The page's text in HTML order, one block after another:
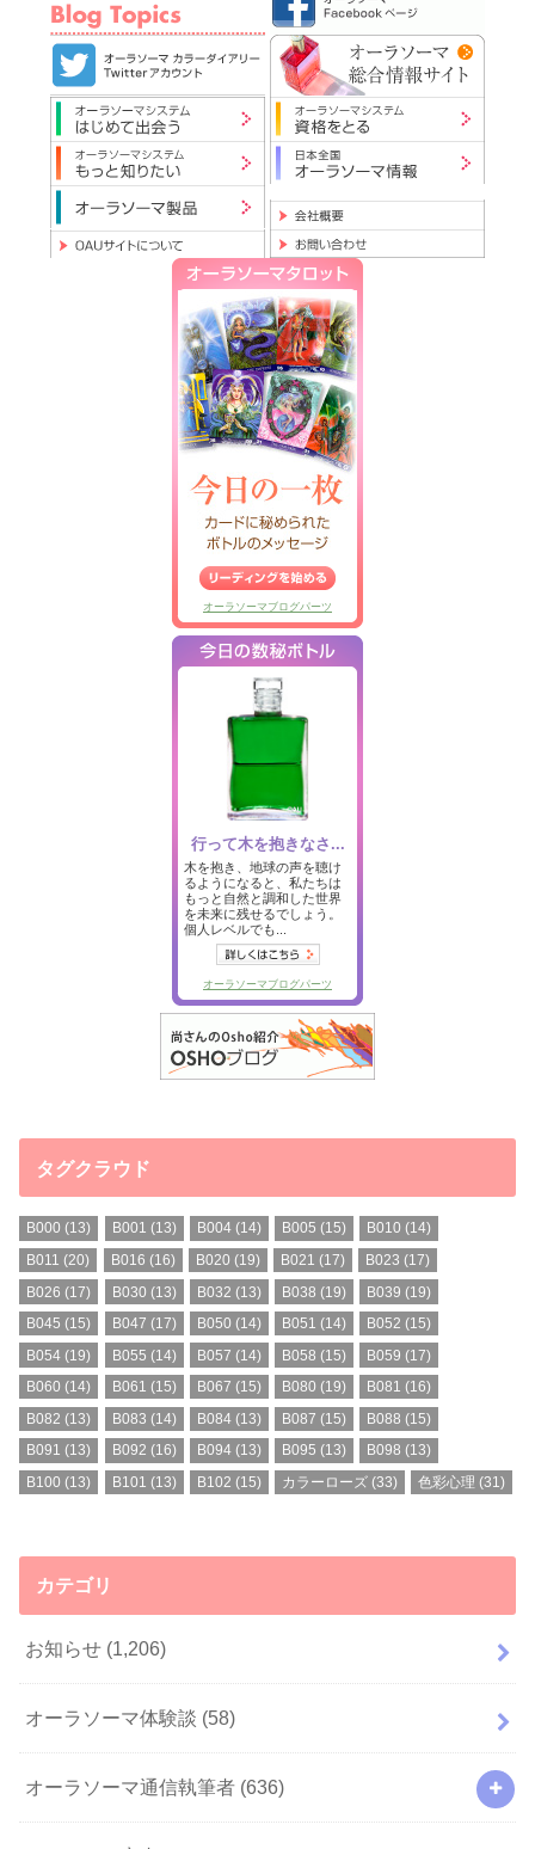
タグクラウド
B000 (13) B001 (13) B004(14) B005 (15) B010 (14)
B011 (20) B016 (16) B020 (19) B021 (17) B023 (17)
B026 (17) B030 (13) B032 (13) B038 (19) B039 (19)
B045 (15) B047 (17) B050 (14) B051 (14) B052 (15)
B054 (19) B055 (14) B057 (14) B058 (15) B059 (17)
B060 (14) B061 (15) B067 (15) B080 (19) B081 (16)
B082 (13) B083 (14) B084(13) B087 (15) B088 (15)
B091 (13) B092 (16) B094(13) B095 (13) B098 (13)
B100 (13) B101 (13) B102 (15) カラーローズ (33) 色彩心理 (31)
カテゴリ
お知らせ (1,206)
オーラソーマ体験談 (58)
オーラソーマ通信執筆者 (636)